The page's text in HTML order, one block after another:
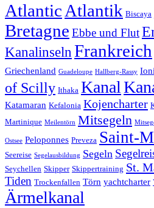
Atlantic Atlantik Biscaya
Bretagne Ebbe und Flut
KanalinselnFrankreich
Griechenland Guadeloupe Hallberg-Rassy
of Scilly Ithaka Kanal
Katamaran Kefalonia Kojencharter
Martinique Meilentörn Mitsegeln
Ostsee Peloponnes Preveza Saint-
Seereise Segelausbildung Segeln
Seychellen Skipper Skippertraining St.
Tiden Trockenfallen Törn yachtcharter
Ärmelkanal